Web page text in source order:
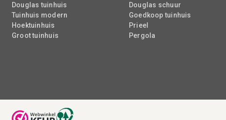
Douglas tuinhuis
Tuinhuis modern
Hoektuinhuis
Groot tuinhuis
Douglas schuur
Goedkoop tuinhuis
Prieel
Pergola